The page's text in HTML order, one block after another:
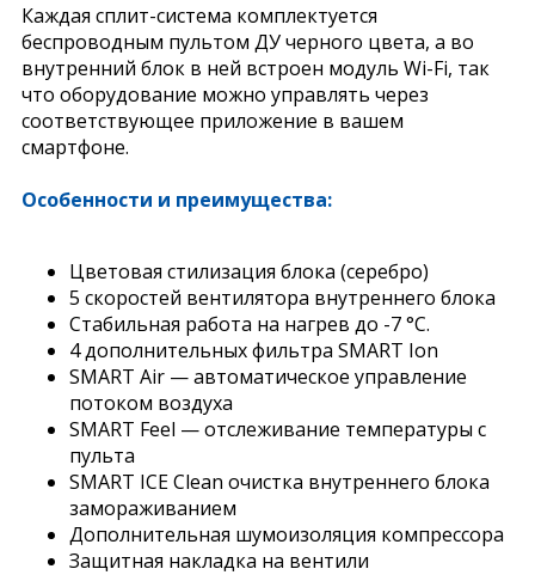
Каждая сплит-система комплектуется
беспроводным пультом ДУ черного цвета, а во
внутренний блок в ней встроен модуль Wi-Fi, так
что оборудование можно управлять через
соответствующее приложение в вашем
смартфоне.
Особенности и преимущества:
Цветовая стилизация блока (серебро)
5 скоростей вентилятора внутреннего блока
Стабильная работа на нагрев до -7 °С.
4 дополнительных фильтра SMART Ion
SMART Air — автоматическое управление
потоком воздуха
SMART Feel — отслеживание температуры с
пульта
SMART ICE Clean очистка внутреннего блока
замораживанием
Дополнительная шумоизоляция компрессора
Защитная накладка на вентили